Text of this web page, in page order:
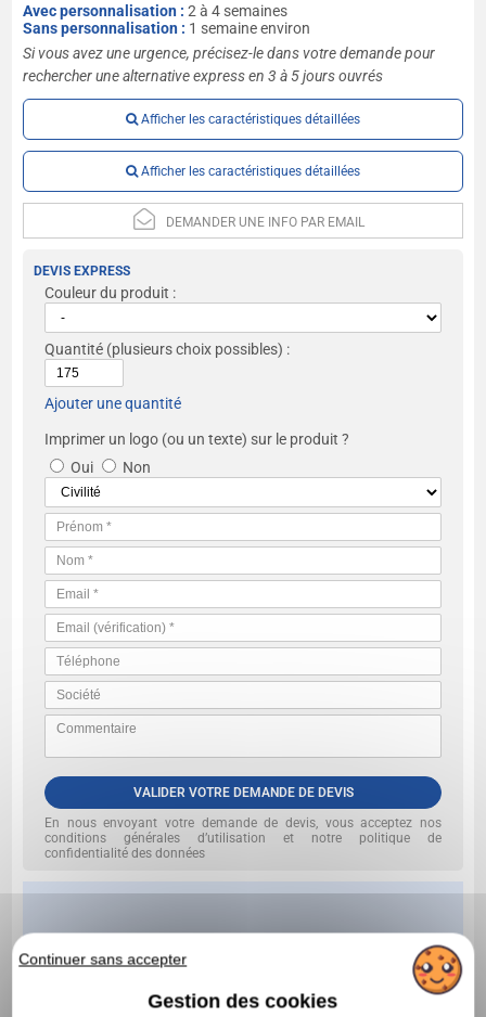
Avec personnalisation :2 à 4 semaines
Sans personnalisation : 1 semaine environ
Si vous avez une urgence, précisez-le dans votre demande pour
rechercher une alternative express en 3 à 5 jours ouvrés
Afficher les caractéristiques détaillées
Afficher les caractéristiques détaillées
DEMANDER UNE INFO PAR EMAIL
DEVIS EXPRESS
Couleur du produit :
Quantité (plusieurs choix possibles) :
Ajouter une quantité
Imprimer un logo (ou un texte) sur le produit ?
Oui
Non
VALIDER VOTRE DEMANDE DE DEVIS
En nous envoyant votre demande de devis, vous acceptez nos
conditions générales d’utilisation et notre politique de
confidentialité des données
Continuer sans accepter
Gestion des cookies